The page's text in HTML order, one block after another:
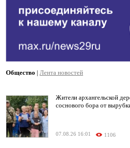
Общество | Лента новостей
Жители архангельской
соснового бора от
07.08.26 16:01 1106